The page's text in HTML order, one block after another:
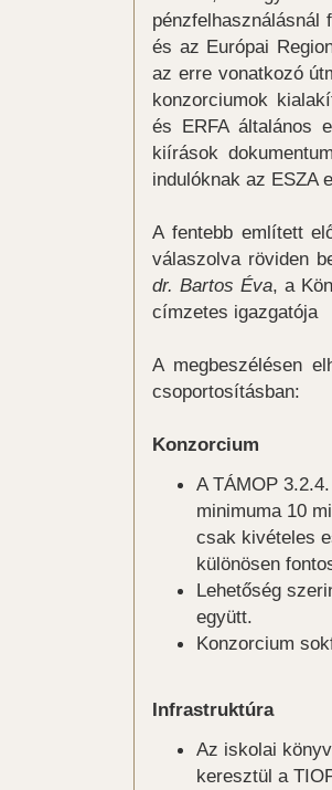
pénzfelhasználásnál
és az Európai
az erre vonatkozó
konzorciumok
és ERFA általános
kiírások
indulóknak az ESZA
A fentebb említett
válaszolva röviden
dr. Bartos Éva, a
címzetes igazgatója
A megbeszélésen
csoportosításban:
Konzorcium
A TÁMOP
minimuma 10
csak kivételes
különösen
Lehetőség
együtt.
Konzorcium
Infrastruktúra
Az iskolai
keresztül a